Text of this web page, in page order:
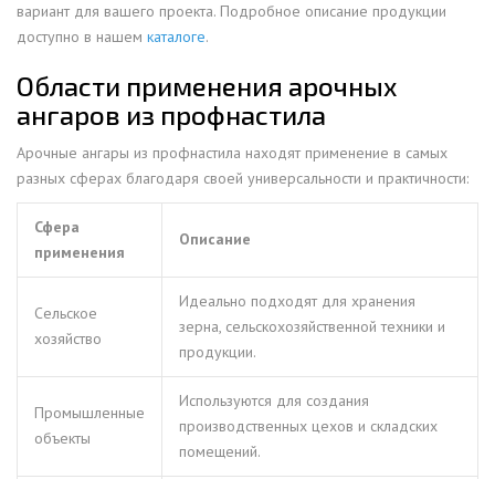
вариант для вашего проекта. Подробное описание продукции
доступно в нашем каталоге.
Области применения арочных
ангаров из профнастила
Арочные ангары из профнастила находят применение в самых
разных сферах благодаря своей универсальности и практичности:
Сфера
применения
Описание
Сельское
хозяйство
Идеально подходят для хранения
зерна, сельскохозяйственной техники и
продукции.
Промышленные
объекты
Используются для создания
производственных цехов и складских
помещений.